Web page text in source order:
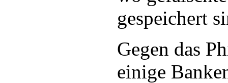
gespeichert
Gegen das
einige